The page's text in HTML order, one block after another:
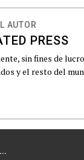
AUTOR
PRESS
sin fines de
y el resto del
...